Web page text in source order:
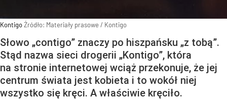
KontigoŹródło: Materiały prasowe / Kontigo
Słowo „contigo” znaczy po hiszpańsku „z tobą”.
Stąd nazwa sieci drogerii „Kontigo”, która
na stronie internetowej wciąż przekonuje, że jej
centrum świata jest kobieta i to wokół niej
wszystko się kręci. A właściwie kręciło.